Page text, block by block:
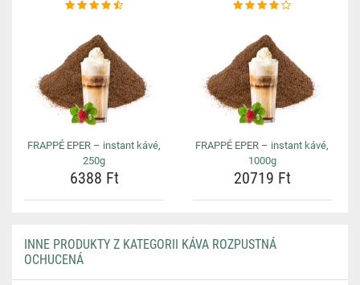
FRAPPÉ EPER – instant kávé,
250g
6388 Ft
FRAPPÉ EPER – instant kávé,
1000g
20719 Ft
INNE PRODUKTY Z KATEGORII KÁVA ROZPUSTNÁ
OCHUCENÁ